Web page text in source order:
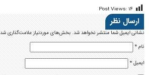
Post Views: ۱۴
ارسال نظر
نشانی ایمیل شما منتشر نخواهد شد.بخش‌های موردنیاز علامت‌گذاری
نام*
ایمیل*